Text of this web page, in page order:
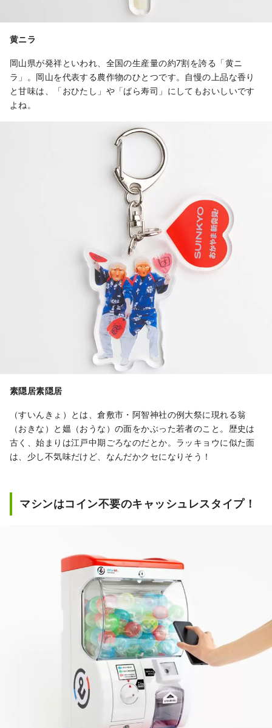
黄ニラ
岡山県が発祥といわれ、全国の生産量の約7割を誇る「黄ニ
ラ」。岡山を代表する農作物のひとつです。自慢の上品な香り
と甘味は、「おひたし」や「ばら寿司」にしてもおいしいです
よね。
素隠居素隠居
（すいんきょ）とは、倉敷市・阿智神社の例大祭に現れる翁
（おきな）と媼（おうな）の面をかぶった若者のこと。歴史は
古く、始まりは江戸中期ごろなのだとか。ラッキョウに似た面
は、少し不気味だけど、なんだかクセになりそう！
マシンはコイン不要のキャッシュレスタイプ！